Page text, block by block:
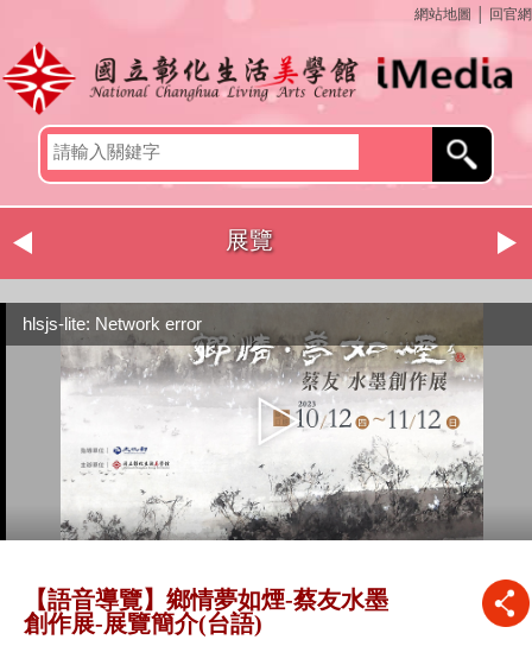
網站地圖 回官網
展覽
hlsjs-lite: Network error
【語音導覽】鄉情夢如煙-蔡友水墨
創作展-展覽簡介(台語)